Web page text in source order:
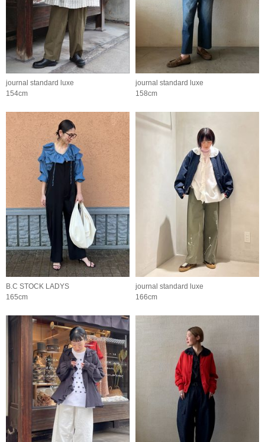
journal standard luxe
154cm
journal standard luxe
158cm
B.C STOCK LADYS
165cm
journal standard luxe
166cm